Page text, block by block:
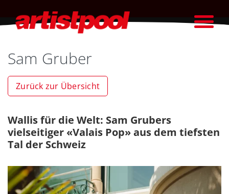
Sam Gruber
Zurück zur Übersicht
Wallis für die Welt: Sam Grubers
vielseitiger «Valais Pop» aus dem tiefsten
Tal der Schweiz